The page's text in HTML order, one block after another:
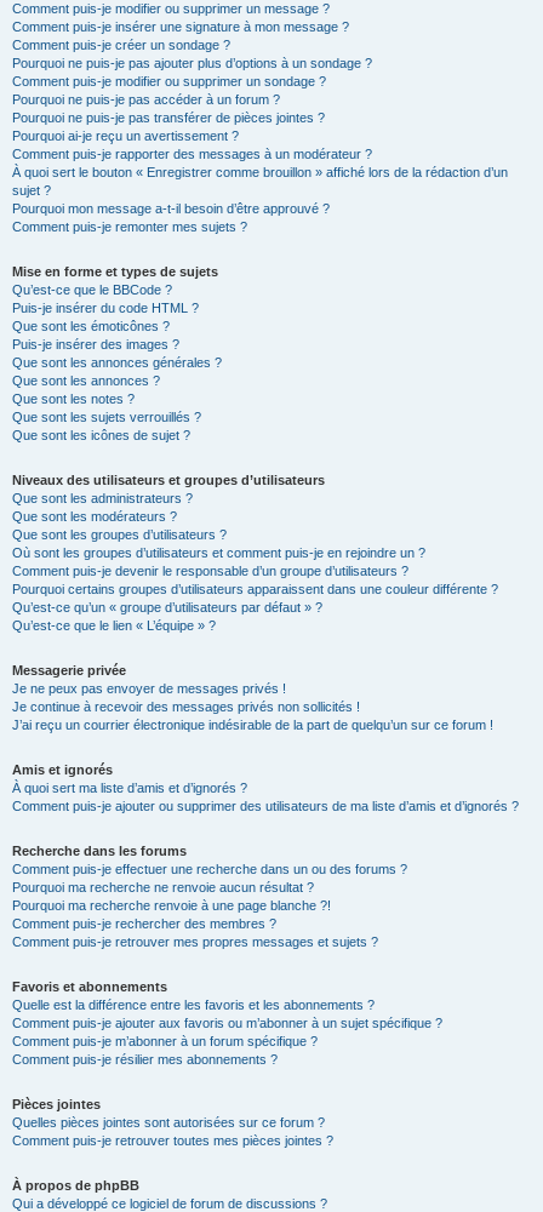
Comment puis-je modifier ou supprimer un message ?
Comment puis-je insérer une signature à mon message ?
Comment puis-je créer un sondage ?
Pourquoi ne puis-je pas ajouter plus d’options à un sondage ?
Comment puis-je modifier ou supprimer un sondage ?
Pourquoi ne puis-je pas accéder à un forum ?
Pourquoi ne puis-je pas transférer de pièces jointes ?
Pourquoi ai-je reçu un avertissement ?
Comment puis-je rapporter des messages à un modérateur ?
À quoi sert le bouton « Enregistrer comme brouillon » affiché lors de la rédaction d’un
sujet ?
Pourquoi mon message a-t-il besoin d’être approuvé ?
Comment puis-je remonter mes sujets ?
Mise en forme et types de sujets
Qu’est-ce que le BBCode ?
Puis-je insérer du code HTML ?
Que sont les émoticônes ?
Puis-je insérer des images ?
Que sont les annonces générales ?
Que sont les annonces ?
Que sont les notes ?
Que sont les sujets verrouillés ?
Que sont les icônes de sujet ?
Niveaux des utilisateurs et groupes d’utilisateurs
Que sont les administrateurs ?
Que sont les modérateurs ?
Que sont les groupes d’utilisateurs ?
Où sont les groupes d’utilisateurs et comment puis-je en rejoindre un ?
Comment puis-je devenir le responsable d’un groupe d’utilisateurs ?
Pourquoi certains groupes d’utilisateurs apparaissent dans une couleur différente ?
Qu’est-ce qu’un « groupe d’utilisateurs par défaut » ?
Qu’est-ce que le lien « L’équipe » ?
Messagerie privée
Je ne peux pas envoyer de messages privés !
Je continue à recevoir des messages privés non sollicités !
J’ai reçu un courrier électronique indésirable de la part de quelqu’un sur ce forum !
Amis et ignorés
À quoi sert ma liste d’amis et d’ignorés ?
Comment puis-je ajouter ou supprimer des utilisateurs de ma liste d’amis et d’ignorés ?
Recherche dans les forums
Comment puis-je effectuer une recherche dans un ou des forums ?
Pourquoi ma recherche ne renvoie aucun résultat ?
Pourquoi ma recherche renvoie à une page blanche ?!
Comment puis-je rechercher des membres ?
Comment puis-je retrouver mes propres messages et sujets ?
Favoris et abonnements
Quelle est la différence entre les favoris et les abonnements ?
Comment puis-je ajouter aux favoris ou m’abonner à un sujet spécifique ?
Comment puis-je m’abonner à un forum spécifique ?
Comment puis-je résilier mes abonnements ?
Pièces jointes
Quelles pièces jointes sont autorisées sur ce forum ?
Comment puis-je retrouver toutes mes pièces jointes ?
À propos de phpBB
Qui a développé ce logiciel de forum de discussions ?